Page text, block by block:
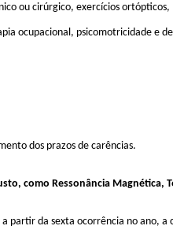
ou cirúrgico, exercícios
ocupacional, psicomotricidade e
dos prazos de carências.
como Ressonância Magnética,
partir da sexta ocorrência no ano, a